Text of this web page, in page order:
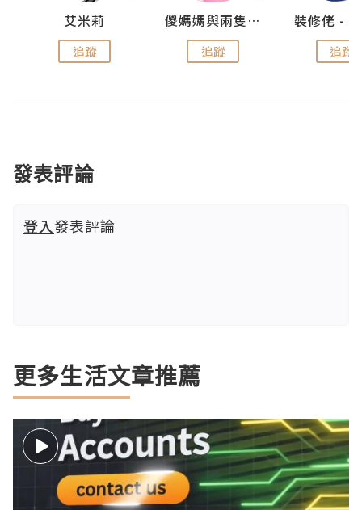
艾米莉
追蹤
儍媽媽與兩隻小魔怪之家
追蹤 追蹤
發表評論
登入發表評論
更多生活文章推薦